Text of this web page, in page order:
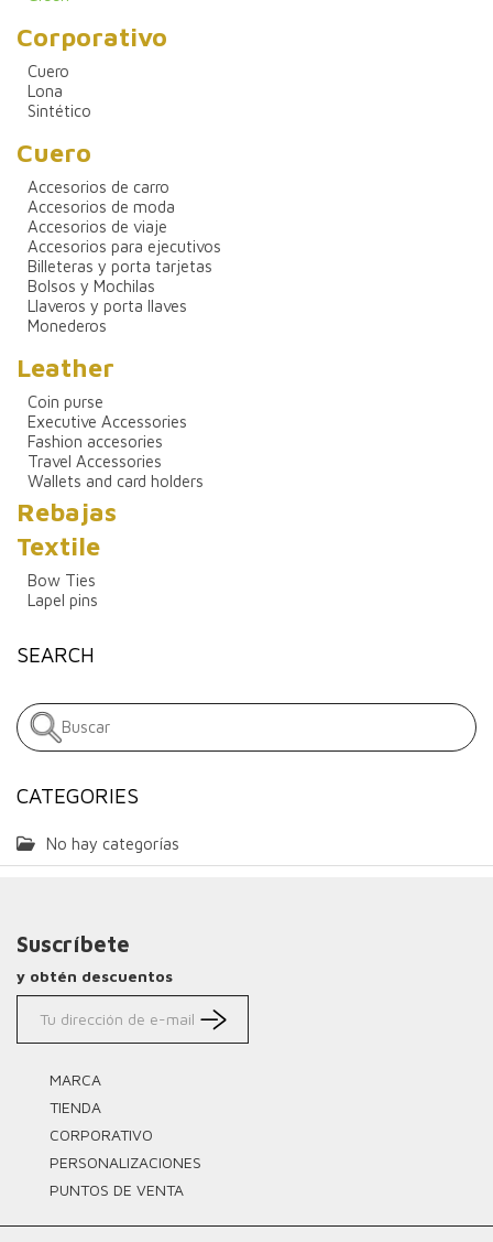
Corporativo
Cuero
Lona
Sintético
Cuero
Accesorios de carro
Accesorios de moda
Accesorios de viaje
Accesorios para ejecutivos
Billeteras y porta tarjetas
Bolsos y Mochilas
Llaveros y porta llaves
Monederos
Leather
Coin purse
Executive Accessories
Fashion accesories
Travel Accessories
Wallets and card holders
Rebajas
Textile
Bow Ties
Lapel pins
SEARCH
CATEGORIES
No hay categorías
Suscríbete
y obtén descuentos
MARCA
TIENDA
CORPORATIVO
PERSONALIZACIONES
PUNTOS DE VENTA